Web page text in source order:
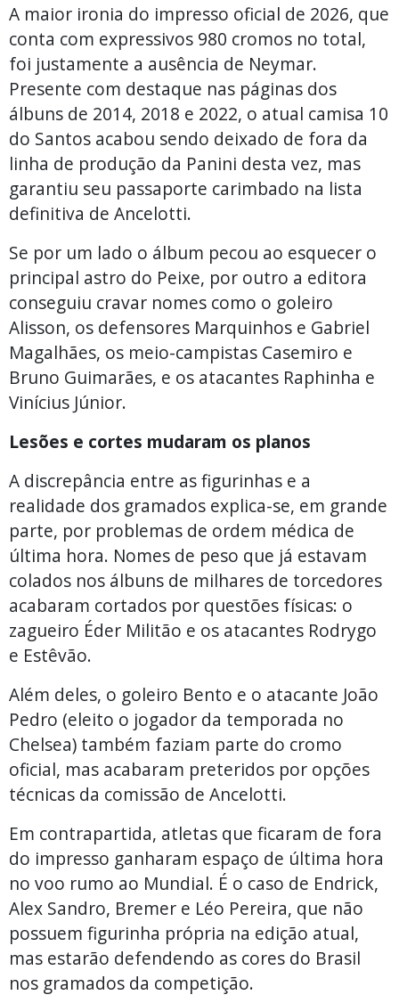
A maior ironia do impresso oficial de 2026, que
conta com expressivos 980 cromos no total,
foi justamente a ausência de Neymar.
Presente com destaque nas páginas dos
álbuns de 2014, 2018 e 2022, o atual camisa 10
do Santos acabou sendo deixado de fora da
linha de produção da Panini desta vez, mas
garantiu seu passaporte carimbado na lista
definitiva de Ancelotti.
Se por um lado o álbum pecou ao esquecer o
principal astro do Peixe, por outro a editora
conseguiu cravar nomes como o goleiro
Alisson, os defensores Marquinhos e Gabriel
Magalhães, os meio-campistas Casemiro e
Bruno Guimarães, e os atacantes Raphinha e
Vinícius Júnior.
Lesões e cortes mudaram os planos
A discrepância entre as figurinhas e a
realidade dos gramados explica-se, em grande
parte, por problemas de ordem médica de
última hora. Nomes de peso que já estavam
colados nos álbuns de milhares de torcedores
acabaram cortados por questões físicas: o
zagueiro Éder Militão e os atacantes Rodrygo
e Estêvão.
Além deles, o goleiro Bento e o atacante João
Pedro (eleito o jogador da temporada no
Chelsea) também faziam parte do cromo
oficial, mas acabaram preteridos por opções
técnicas da comissão de Ancelotti.
Em contrapartida, atletas que ficaram de fora
do impresso ganharam espaço de última hora
no voo rumo ao Mundial. É o caso de Endrick,
Alex Sandro, Bremer e Léo Pereira, que não
possuem figurinha própria na edição atual,
mas estarão defendendo as cores do Brasil
nos gramados da competição.